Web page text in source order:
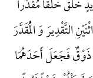
خَلَقَ خَلْقاً مُقَدَّراً
التَّقْدِیرَ وَ الْمُقَدَّرَ
ذَوْقٌ فَجَعَلَ أَحَدَهُمَا